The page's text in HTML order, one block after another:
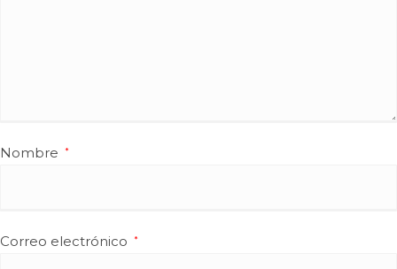
Nombre *
Correo electrónico *